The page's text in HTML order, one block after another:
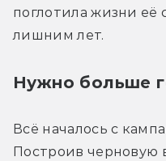
поглотила жизни её
лишним лет.
Нужно больше
Всё началось с
Построив черновую